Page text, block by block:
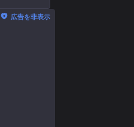
広告を非表示